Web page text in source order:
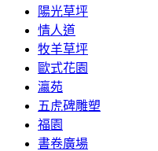
陽光草坪
情人道
牧羊草坪
歐式花園
瀛苑
五虎碑雕塑
福園
書卷廣場